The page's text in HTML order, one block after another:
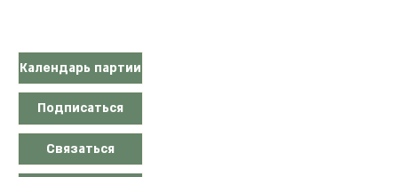
Календарь партии
Подписаться
Связаться